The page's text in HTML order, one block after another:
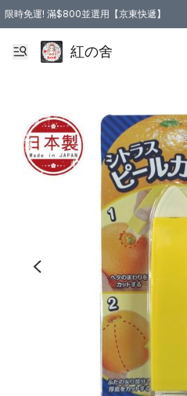
限時免運! 滿$800並選用【京東快遞】
紅の舍